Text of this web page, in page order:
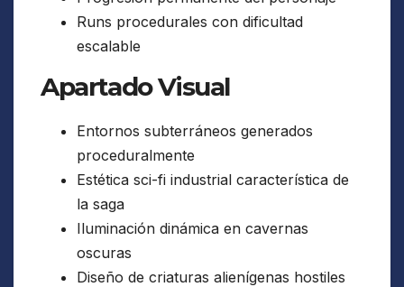
Runs procedurales con dificultad
escalable
Apartado Visual
Entornos subterráneos generados
proceduralmente
Estética sci-fi industrial característica de
la saga
Iluminación dinámica en cavernas
oscuras
Diseño de criaturas alienígenas hostiles